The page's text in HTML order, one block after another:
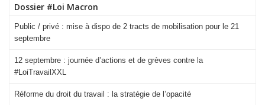
Dossier #Loi Macron
Public / privé : mise à dispo de 2 tracts de mobilisation pour le 21
septembre
12 septembre : journée d’actions et de grèves contre la
#LoiTravailXXL
Réforme du droit du travail : la stratégie de l’opacité